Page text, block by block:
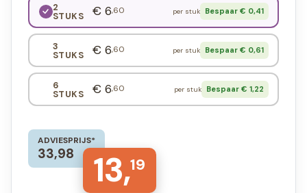
2
STUKS € 6,60 per stuk Bespaar € 0,41
3
STUKS € 6,60 per stuk Bespaar € 0,61
6
STUKS € 6,60 per stuk Bespaar € 1,22
ADVIESPRIJS*
33,98 13,19